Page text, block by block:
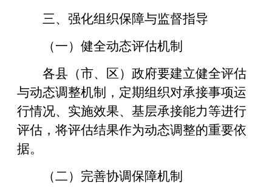
三、强化组织保障与监督指导
（一）健全动态评估机制
各县（市、区）政府要建立健全评估
与动态调整机制，定期组织对承接事项运
行情况、实施效果、基层承接能力等进行
评估，将评估结果作为动态调整的重要依
据。
（二）完善协调保障机制